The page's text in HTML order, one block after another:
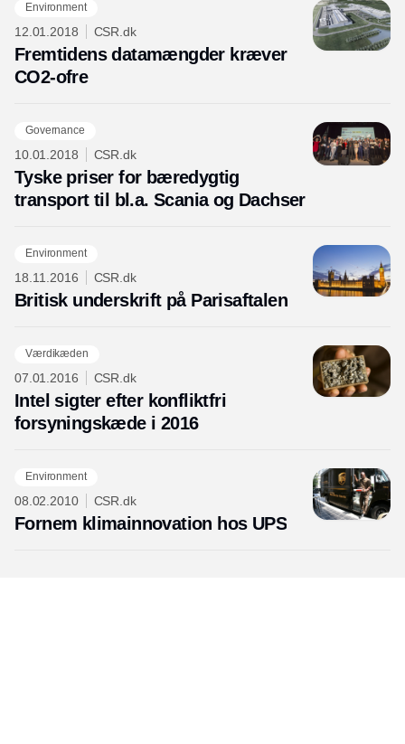
Environment
12.01.2018 CSR.dk
Fremtidens datamængder kræver
CO2-ofre
Governance
10.01.2018 CSR.dk
Tyske priser for bæredygtig
transport til bl.a. Scania og Dachser
Environment
18.11.2016 CSR.dk
Britisk underskrift på Parisaftalen
Værdikæden
07.01.2016 CSR.dk
Intel sigter efter konfliktfri
forsyningskæde i 2016
Environment
08.02.2010 CSR.dk
Fornem klimainnovation hos UPS